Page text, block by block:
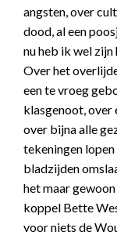
angsten, over
dood, al een
nu heb ik wel
Over het
een te vroeg
klasgenoot, over
over bijna alle
tekeningen
bladzijden
het maar
koppel Bette
voor niets de